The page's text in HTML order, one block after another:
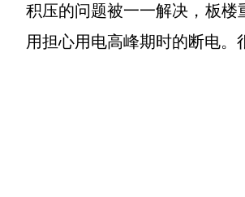
积压的问题被一一解决，板楼
用担心用电高峰期时的断电。